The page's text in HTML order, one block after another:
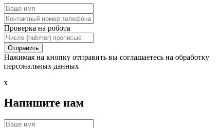
Проверка на робота
Нажимая на кнопку отправить вы соглашаетесь на обработку
персональных данных
x
Напишите нам